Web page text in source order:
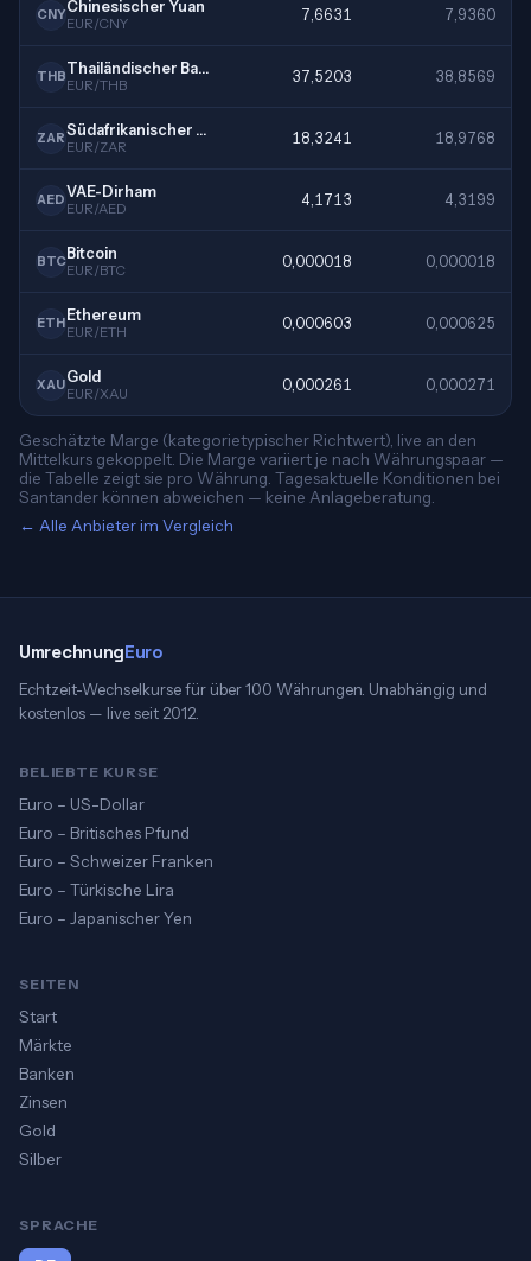
CNYChinesischer Yuan
EUR/CNY 7,6631 7,9360
THB Thailändischer Baht
EUR/THB 37,5203 38,8569
ZAR Südafrikanischer Rand
EUR/ZAR 18,3241 18,9768
AEDVAE-Dirham
EUR/AED 4,1713 4,3199
BTCBitcoin
EUR/BTC 0,000018 0,000018
ETH Ethereum
EUR/ETH 0,000603 0,000625
XAUGold
EUR/XAU 0,000261 0,000271
Geschätzte Marge (kategorietypischer Richtwert), live an den
Mittelkurs gekoppelt. Die Marge variiert je nach Währungspaar —
die Tabelle zeigt sie pro Währung. Tagesaktuelle Konditionen bei
Santander können abweichen — keine Anlageberatung.
← Alle Anbieter im Vergleich
UmrechnungEuro
Echtzeit-Wechselkurse für über 100 Währungen. Unabhängig und
kostenlos — live seit 2012.
BELIEBTE KURSE
Euro – US-Dollar
Euro – Britisches Pfund
Euro – Schweizer Franken
Euro – Türkische Lira
Euro – Japanischer Yen
SEITEN
Start
Märkte
Banken
Zinsen
Gold
Silber
SPRACHE